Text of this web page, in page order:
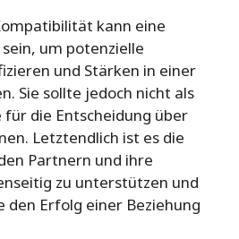
kann eine
um potenzielle
und Stärken in einer
Sie sollte jedoch nicht als
für die Entscheidung über
Letztendlich ist es die
Partnern und ihre
zu unterstützen und
den Erfolg einer Beziehung